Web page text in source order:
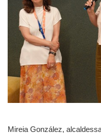
Mireia González,